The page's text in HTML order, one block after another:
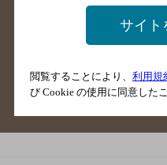
店舗登録方法のご案内
掲載店
ご
サイト
閲覧することにより、 利用規
び Cookie の使用に同意した